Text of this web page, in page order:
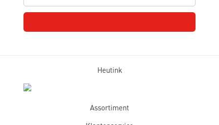
Heutink
Assortiment